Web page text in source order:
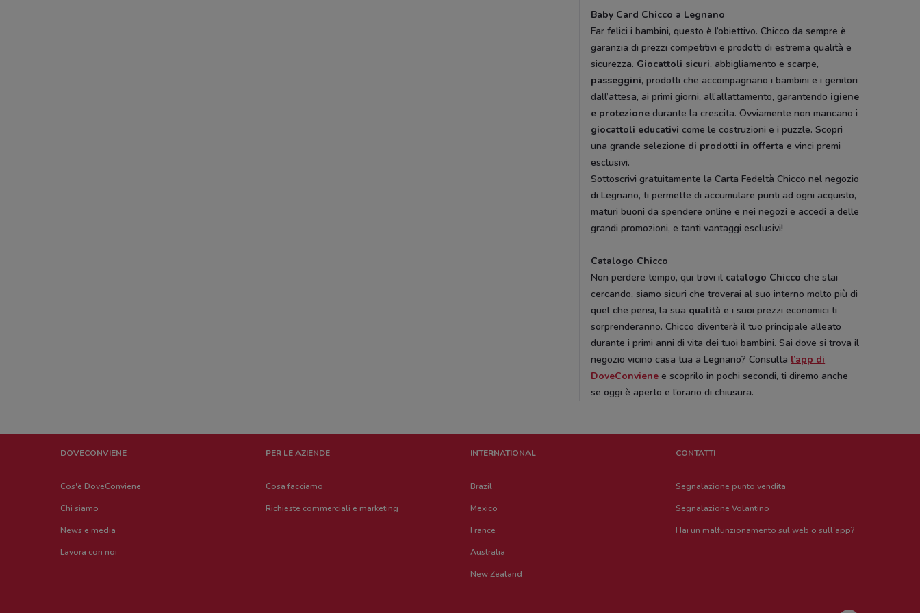
Baby Card Chicco a Legnano
Far felici i bambini, questo è l’obiettivo. Chicco da sempre è
garanzia di prezzi competitivi e prodotti di estrema qualità e
sicurezza. Giocattoli sicuri, abbigliamento e scarpe,
passeggini, prodotti che accompagnano i bambini e i genitori
dall’attesa, ai primi giorni, all’allattamento, garantendo igiene
e protezione durante la crescita. Ovviamente non mancano i
giocattoli educativi come le costruzioni e i puzzle. Scopri
una grande selezione di prodotti in offerta e vinci premi
esclusivi.
Sottoscrivi gratuitamente la Carta Fedeltà Chicco nel negozio
di Legnano, ti permette di accumulare punti ad ogni acquisto,
maturi buoni da spendere online e nei negozi e accedi a delle
grandi promozioni, e tanti vantaggi esclusivi!
Catalogo Chicco
Non perdere tempo, qui trovi il catalogo Chicco che stai
cercando, siamo sicuri che troverai al suo interno molto più di
quel che pensi, la sua qualità e i suoi prezzi economici ti
sorprenderanno. Chicco diventerà il tuo principale alleato
durante i primi anni di vita dei tuoi bambini. Sai dove si trova il
negozio vicino casa tua a Legnano? Consulta l’app di
DoveConviene e scoprilo in pochi secondi, ti diremo anche
se oggi è aperto e l’orario di chiusura.
DOVECONVIENE
Cos'è DoveConviene
Chi siamo
News e media
Lavora con noi
PER LE AZIENDE
Cosa facciamo
Richieste commerciali e marketing
INTERNATIONAL
Brazil
Mexico
France
Australia
New Zealand
CONTATTI
Segnalazione punto vendita
Segnalazione Volantino
Hai un malfunzionamento sul web o sull'app?